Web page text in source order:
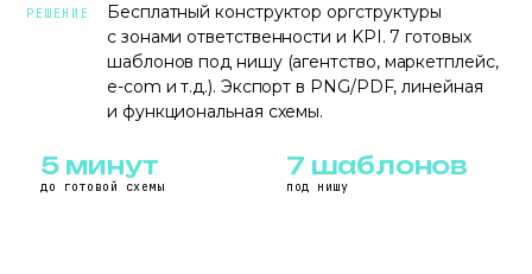
РЕШЕНИЕ
Бесплатный конструктор оргструктуры
с зонами ответственности и KPI. 7 готовых
шаблонов под нишу (агентство, маркетплейс,
e-com и т.д.). Экспорт в PNG/PDF, линейная
и функциональная схемы.
5 минут
до готовой схемы
7 шаблонов
под нишу